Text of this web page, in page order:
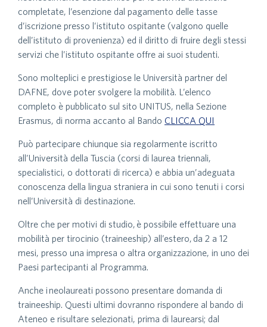
completate, l’esenzione dal pagamento delle tasse
d’iscrizione presso l’istituto ospitante (valgono quelle
dell’istituto di provenienza) ed il diritto di fruire degli stessi
servizi che l’istituto ospitante offre ai suoi studenti.
Sono molteplici e prestigiose le Università partner del
DAFNE, dove poter svolgere la mobilità. L’elenco
completo è pubblicato sul sito UNITUS, nella Sezione
Erasmus, di norma accanto al Bando CLICCA QUI
Può partecipare chiunque sia regolarmente iscritto
all’Università della Tuscia (corsi di laurea triennali,
specialistici, o dottorati di ricerca) e abbia un’adeguata
conoscenza della lingua straniera in cui sono tenuti i corsi
nell’Università di destinazione.
Oltre che per motivi di studio, è possibile effettuare una
mobilità per tirocinio (traineeship) all’estero, da 2 a 12
mesi, presso una impresa o altra organizzazione, in uno dei
Paesi partecipanti al Programma.
Anche i neolaureati possono presentare domanda di
traineeship. Questi ultimi dovranno rispondere al bando di
Ateneo e risultare selezionati, prima di laurearsi; dal